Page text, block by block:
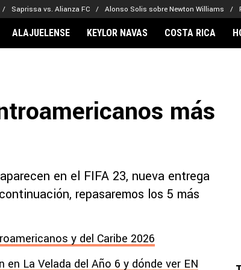
Saprissa vs. Alianza FC Alonso Solis sobre Newton Williams
Laing
Alajuelense
Olimpia
Motagua
Noticias
ALAJUELENSE KEYLOR NAVAS COSTA RICA
más
en el FIFA 23, nueva entrega
repasaremos los 5 más
y del Caribe 2026
La Velada del Año 6 y dónde ver EN